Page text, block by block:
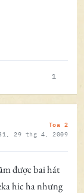
1
Toa 2
29 thg 4, 2009
được bai hát
hic ha nhưng